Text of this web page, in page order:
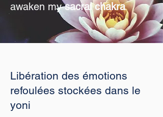
awaken mysacral chakra
Libération des émotions
refoulées stockées dans le
yoni